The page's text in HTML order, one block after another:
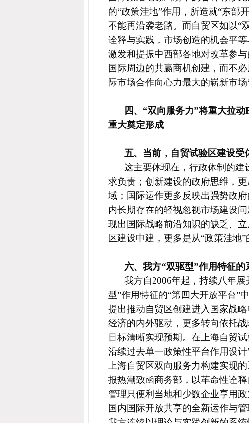
的“政策洼地”作用，所造就“东部
不能再沿袭老路。而自贸区如以“
诠释与实践， 市场创造的机会平
激发和提振中西部各地对改革参
国际周边的共赢商机创建，而不
际市场合作向心力最大的崭新市场“
四、“双向服务力”将重大拉动
重大奠定形成
五、当前，自贸试验区建设
这主要体现在，行政体制的
求负责；创新建设的政府思维，
域；国际运作更多反映出强势政府
内长期存在的轻视忽视市场建设
现出国际战略前沿知识的缺乏、
区建设申建，更多是从“政策洼地
六、 我方“双驱型”作用特征的
我方自2006年起，持续八年
型”作用特征的“第四大开放平台”
提出推动自贸区创建进入国家战
经济的内外驱动，更多转向依托战
目标清晰实现预期。在上海自贸试
沿续过去单一政策性平台作用设计
上海自贸区双向服务力构建实现
报热潮致函商务部， 以革命性诠
管理只便利当地和少数企业享用
国内国际开放共享的全新运作与